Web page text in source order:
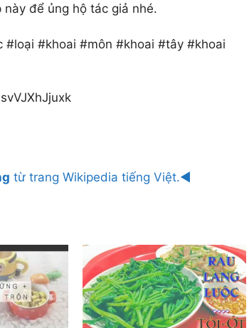
để ủng hộ tác giả nhé.
#khoai #môn #khoai #tây #khoai
từ trang Wikipedia tiếng Việt.◄